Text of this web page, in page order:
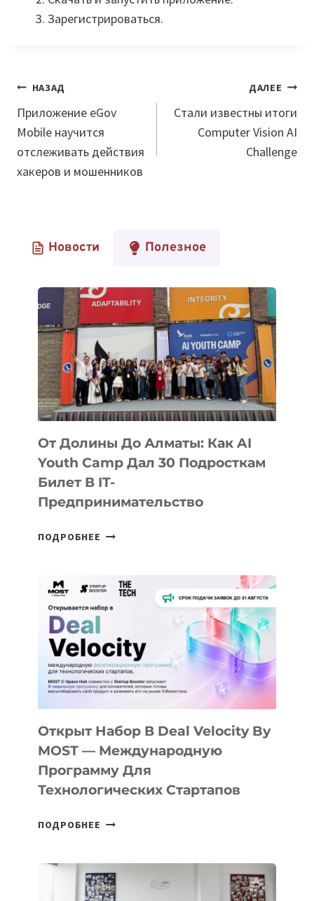
Зарегистрироваться.
Навигация
по
записям
НАЗАД
Приложение eGov
Mobile научится
отслеживать действия
хакеров и мошенников
ДАЛЕЕ
Стали известны итоги
Computer Vision AI
Challenge
Новости Полезное
От Долины До Алматы: Как AI
Youth Camp Дал 30 Подросткам
Билет В IT-
Предпринимательство
ПОДРОБНЕЕ ОТ
АЛМАТЫ:
КАК
AI
YOUTH
CAMP
ДАЛ
30
ПОДРОСТКАМ
БИЛЕТ
В
ПРЕДПРИНИМАТЕЛЬСТВО
Открыт Набор В Deal Velocity By
MOST — Международную
Программу Для
Технологических Стартапов
ПОДРОБНЕЕ ОТКРЫТ
DEAL
VELOCITY